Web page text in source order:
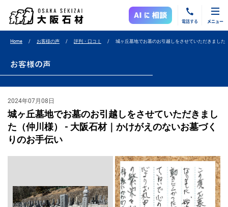
電話する メニュー
Home お客様の声 評判・口コミ 城ヶ丘墓地でお墓のお引越しをさせていただきました
お客様の声
2024年07月08日
城ヶ丘墓地でお墓のお引越しをさせていただきまし
た（仲川様） - 大阪石材｜かけがえのないお墓づく
りのお手伝い